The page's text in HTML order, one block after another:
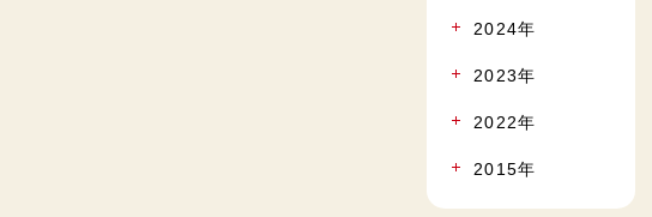
2024年
2023年
2022年
2015年